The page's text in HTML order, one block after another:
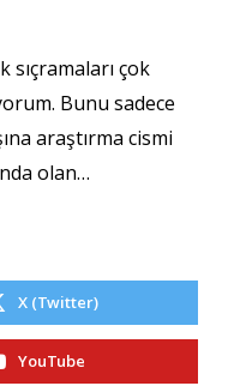
sıçramaları çok
Bunu sadece
araştırma cismi
olan…
X (Twitter)
YouTube